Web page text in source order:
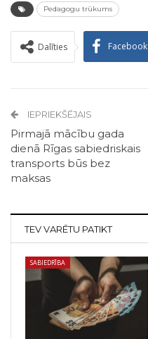
Pedagogu trūkums
Dalīties Facebook
IEPRIEKŠĒJAIS
Pirmajā mācību gada
dienā Rīgas sabiedriskais
transports būs bez
maksas
TEV VARĒTU PATIKT
SABIEDRĪBA